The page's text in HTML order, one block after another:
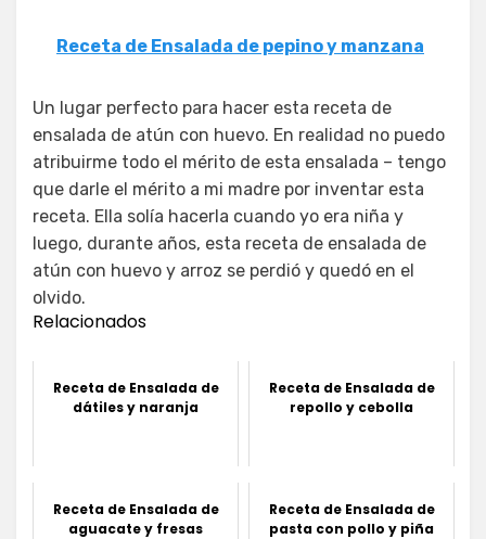
Receta de Ensalada de pepino y manzana
Un lugar perfecto para hacer esta receta de
ensalada de atún con huevo. En realidad no puedo
atribuirme todo el mérito de esta ensalada – tengo
que darle el mérito a mi madre por inventar esta
receta. Ella solía hacerla cuando yo era niña y
luego, durante años, esta receta de ensalada de
atún con huevo y arroz se perdió y quedó en el
olvido.
Relacionados
Receta de Ensalada de
dátiles y naranja
Receta de Ensalada de
repollo y cebolla
Receta de Ensalada de
aguacate y fresas
Receta de Ensalada de
pasta con pollo y piña